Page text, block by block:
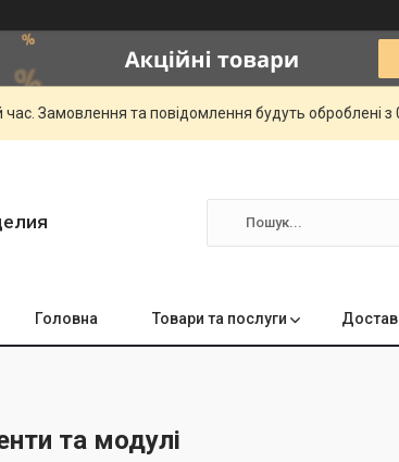
час. Замовлення та повідомлення будуть оброблені
Головна Товари та послуги
та модулі